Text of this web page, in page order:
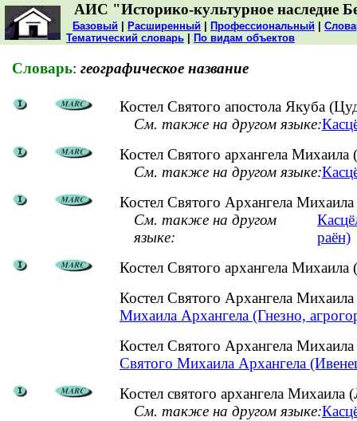
АИС "Историко-культурное наследие
Базовый Расширенный Профессиональный
Тематический словарь
По видам объектов
Словарь: географическое название
Костел Святого апостола Якуба
См. также на другом языке:
Костел Святого архангела
См. также на другом языке:
Костел Святого Архангела
См. также на другом
языке:
раён)
Костел Святого архангела
Костел Святого Архангела
Михаила Архангела (Гнезно,
Костел Святого Архангела
Святого Михаила Архангела
Костел святого архангела Михаила
См. также на другом языке: